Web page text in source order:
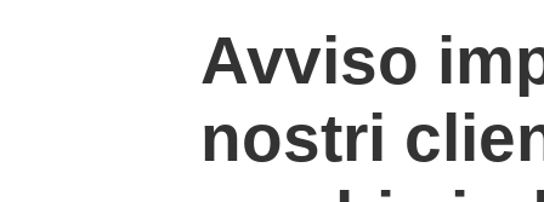
Avviso
nostri